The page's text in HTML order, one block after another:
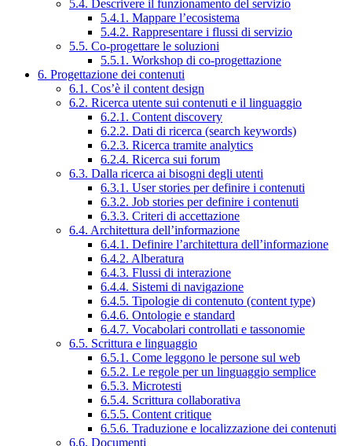
5.4. Descrivere il funzionamento del servizio
5.4.1. Mappare l’ecosistema
5.4.2. Rappresentare i flussi di servizio
5.5. Co-progettare le soluzioni
5.5.1. Workshop di co-progettazione
6. Progettazione dei contenuti
6.1. Cos’è il content design
6.2. Ricerca utente sui contenuti e il linguaggio
6.2.1. Content discovery
6.2.2. Dati di ricerca (search keywords)
6.2.3. Ricerca tramite analytics
6.2.4. Ricerca sui forum
6.3. Dalla ricerca ai bisogni degli utenti
6.3.1. User stories per definire i contenuti
6.3.2. Job stories per definire i contenuti
6.3.3. Criteri di accettazione
6.4. Architettura dell’informazione
6.4.1. Definire l’architettura dell’informazione
6.4.2. Alberatura
6.4.3. Flussi di interazione
6.4.4. Sistemi di navigazione
6.4.5. Tipologie di contenuto (content type)
6.4.6. Ontologie e standard
6.4.7. Vocabolari controllati e tassonomie
6.5. Scrittura e linguaggio
6.5.1. Come leggono le persone sul web
6.5.2. Le regole per un linguaggio semplice
6.5.3. Microtesti
6.5.4. Scrittura collaborativa
6.5.5. Content critique
6.5.6. Traduzione e localizzazione dei contenuti
6.6. Documenti